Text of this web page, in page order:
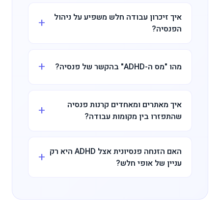
איך זיכרון עבודה חלש משפיע על ניהול
הפנסיה?
מהו "מס ה-ADHD" בהקשר של פנסיה?
איך מאתרים ומאחדים קרנות פנסיה
שהתפזרו בין מקומות עבודה?
האם הזנחה פנסיונית אצל ADHD היא רק
עניין של אופי חלש?